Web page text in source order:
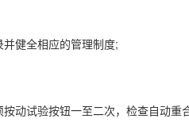
健全相应的管理制度;
试验按钮一至二次，检查自动重